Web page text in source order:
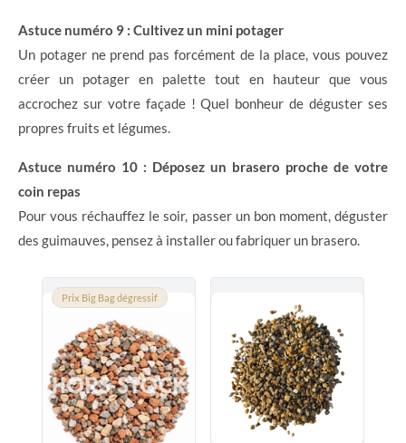
Astuce numéro 9 : Cultivez un mini potager
Un potager ne prend pas forcément de la place, vous pouvez
créer un potager en palette tout en hauteur que vous
accrochez sur votre façade ! Quel bonheur de déguster ses
propres fruits et légumes.
Astuce numéro 10 : Déposez un brasero proche de votre
coin repas
Pour vous réchauffez le soir, passer un bon moment, déguster
des guimauves, pensez à installer ou fabriquer un brasero.
Prix Big Bag dégressif